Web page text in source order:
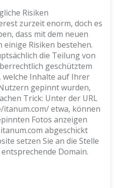
Risiken
zurzeit enorm, doch es
dass mit dem neuen
einige Risiken bestehen.
die Teilung von
geschütztem
welche Inhalte auf Ihrer
gepinnt wurden,
Trick: Unter der URL
etwa, können
Fotos anzeigen
abgeschickt
setzen Sie an die Stelle
Domain.